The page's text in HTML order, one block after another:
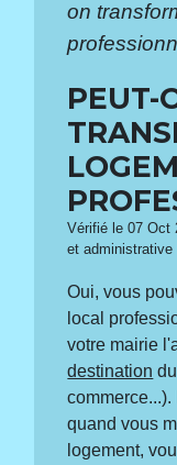
on
PEUT-
Vérifié le 07 Oct
et administrative
Oui, vous
local
votre mairie
destination
quand vous
logement,